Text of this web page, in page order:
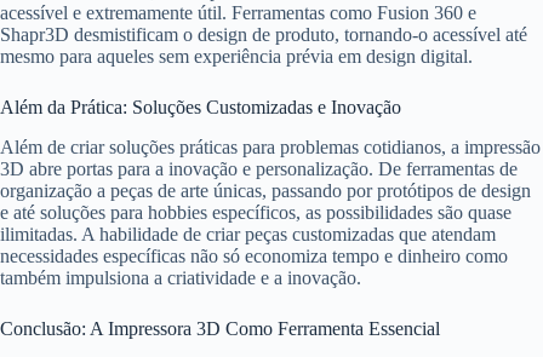
acessível e extremamente útil. Ferramentas como Fusion 360 e
Shapr3D desmistificam o design de produto, tornando-o acessível até
mesmo para aqueles sem experiência prévia em design digital.
Além da Prática: Soluções Customizadas e Inovação
Além de criar soluções práticas para problemas cotidianos, a impressão
3D abre portas para a inovação e personalização. De ferramentas de
organização a peças de arte únicas, passando por protótipos de design
e até soluções para hobbies específicos, as possibilidades são quase
ilimitadas. A habilidade de criar peças customizadas que atendam
necessidades específicas não só economiza tempo e dinheiro como
também impulsiona a criatividade e a inovação.
Conclusão: A Impressora 3D Como Ferramenta Essencial